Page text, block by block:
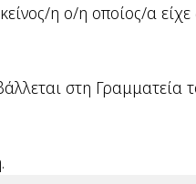
η ο/η οποίος/α είχε
στη Γραμματεία